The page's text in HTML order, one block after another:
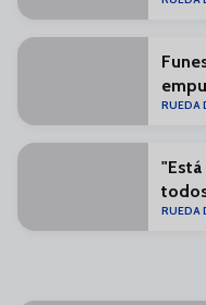
RUEDA
RUEDA